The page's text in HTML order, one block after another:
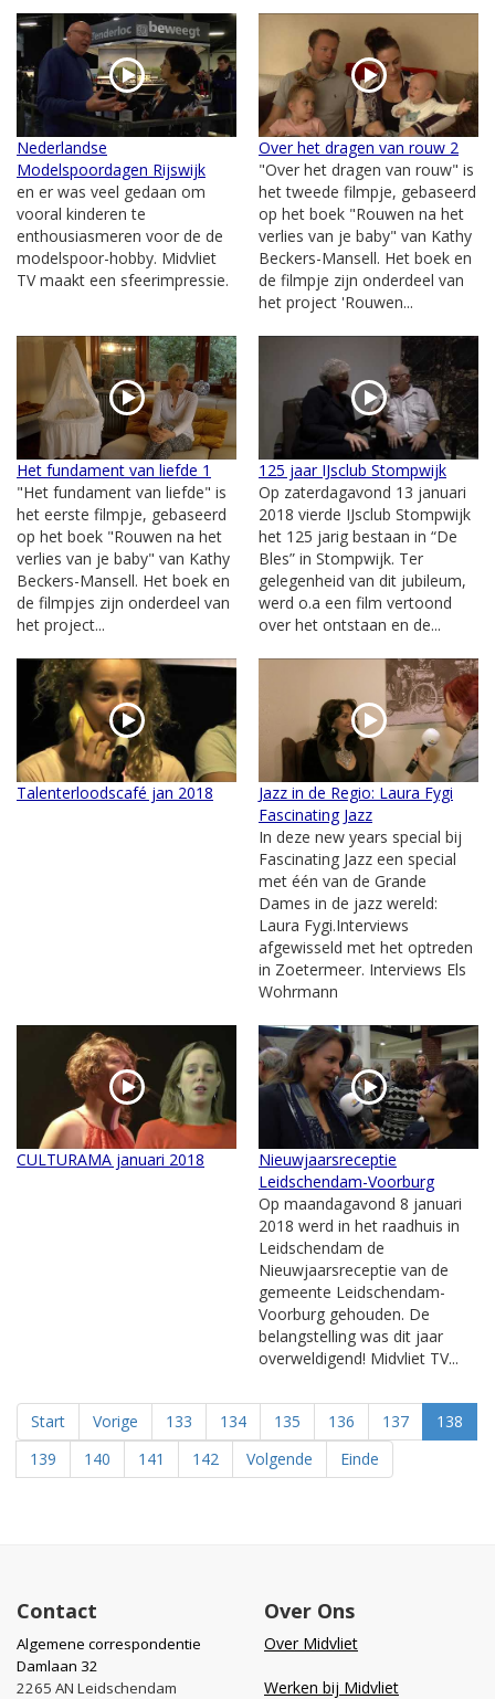
Nederlandse
Modelspoordagen Rijswijk
en er was veel gedaan om
vooral kinderen te
enthousiasmeren voor de de
modelspoor-hobby. Midvliet
TV maakt een sfeerimpressie.
Over het dragen van rouw 2
"Over het dragen van rouw" is
het tweede filmpje, gebaseerd
op het boek "Rouwen na het
verlies van je baby" van Kathy
Beckers-Mansell. Het boek en
de filmpje zijn onderdeel van
het project 'Rouwen...
Het fundament van liefde 1
"Het fundament van liefde" is
het eerste filmpje, gebaseerd
op het boek "Rouwen na het
verlies van je baby" van Kathy
Beckers-Mansell. Het boek en
de filmpjes zijn onderdeel van
het project...
125 jaar IJsclub Stompwijk
Op zaterdagavond 13 januari
2018 vierde IJsclub Stompwijk
het 125 jarig bestaan in “De
Bles” in Stompwijk. Ter
gelegenheid van dit jubileum,
werd o.a een film vertoond
over het ontstaan en de...
Talenterloodscafé jan 2018
Jazz in de Regio: Laura Fygi
Fascinating Jazz
In deze new years special bij
Fascinating Jazz een special
met één van de Grande
Dames in de jazz wereld:
Laura Fygi.Interviews
afgewisseld met het optreden
in Zoetermeer. Interviews Els
Wohrmann
CULTURAMA januari 2018
Nieuwjaarsreceptie
Leidschendam-Voorburg
Op maandagavond 8 januari
2018 werd in het raadhuis in
Leidschendam de
Nieuwjaarsreceptie van de
gemeente Leidschendam-
Voorburg gehouden. De
belangstelling was dit jaar
overweldigend! Midvliet TV...
Start Vorige 133 134 135 136 137
138
139
140 141 142 Volgende Einde
Contact
Algemene correspondentie
Damlaan 32
2265 AN Leidschendam
Over Ons
Over Midvliet
Werken bij Midvliet